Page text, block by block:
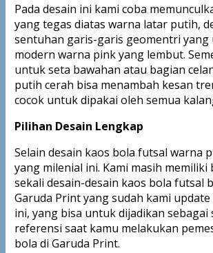
Pada desain ini kami coba
yang tegas diatas warna latar putih,
sentuhan garis-garis geomentri yang
modern warna pink yang lembut.
untuk seta bawahan atau bagian
putih cerah bisa menambah kesan
cocok untuk dipakai oleh semua
Pilihan Desain Lengkap
Selain desain kaos bola futsal warna
yang milenial ini. Kami masih memiliki
sekali desain-desain kaos bola futsal
Garuda Print yang sudah kami
ini, yang bisa untuk dijadikan sebagai
referensi saat kamu melakukan
bola di Garuda Print.